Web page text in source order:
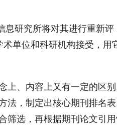
息研究所将对其进行重新评
术单位和科研机构接受，用
上、内容上又有一定的区
法，制定出核心期刊排名
筛选，再根据期刊论文引